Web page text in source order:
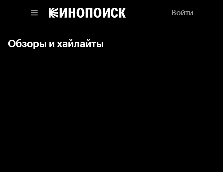
Войти
Обзоры и хайлайты